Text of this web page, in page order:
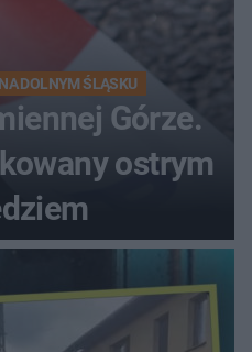
DOLNYM ŚLĄSKU
Górze.
ostrym